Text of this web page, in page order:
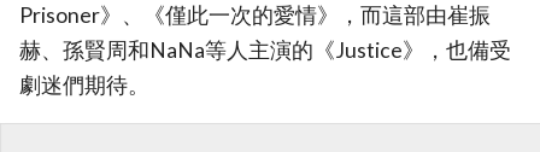
Prisoner》、《僅此一次的愛情》，而這部由崔振
赫、孫賢周和NaNa等人主演的《Justice》，也備受
劇迷們期待。